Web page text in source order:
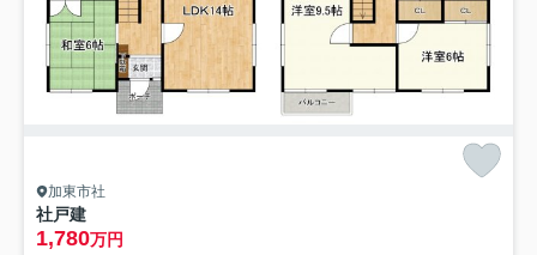
加東市社
社戸建
1,780万円